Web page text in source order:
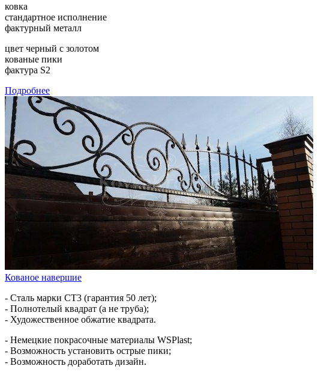
ковка
стандартное исполнение
фактурный металл
цвет черный с золотом
кованые пики
фактура S2
Подробнее
Кованое навершие
- Сталь марки СТ3 (гарантия 50 лет);
- Полнотелый квадрат (а не труба);
- Художественное обжатие квадрата.
- Немецкие покрасочные материалы WSPlast;
- Возможность установить острые пики;
- Возможность доработать дизайн.